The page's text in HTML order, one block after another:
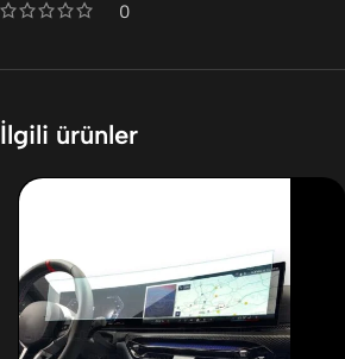
0
İlgili ürünler